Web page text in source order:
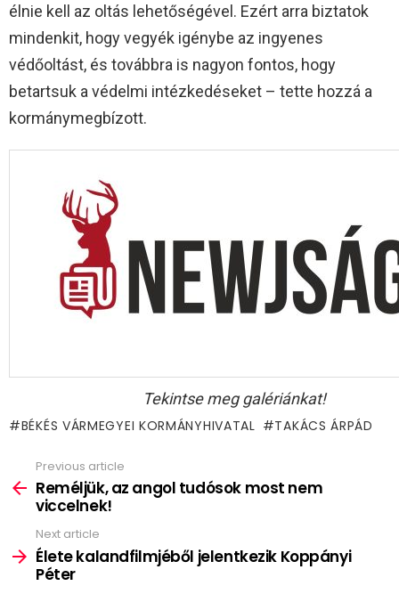
élnie kell az oltás lehetőségével. Ezért arra biztatok
mindenkit, hogy vegyék igénybe az ingyenes
védőoltást, és továbbra is nagyon fontos, hogy
betartsuk a védelmi intézkedéseket – tette hozzá a
kormánymegbízott.
Tekintse meg galériánkat!
BÉKÉS VÁRMEGYEI KORMÁNYHIVATAL TAKÁCS ÁRPÁD
more
Previous article
Reméljük, az angol tudósok most nem
viccelnek!
Next article
Élete kalandfilmjéből jelentkezik Koppányi
Péter